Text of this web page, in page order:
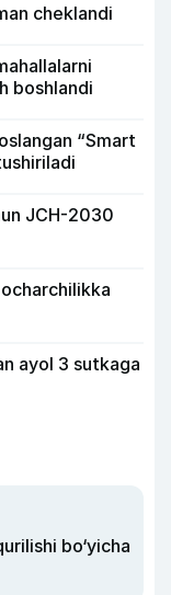
cheklandi
boshlandi
“Smart
JCH-2030
ayol 3 sutkaga
bo‘yicha